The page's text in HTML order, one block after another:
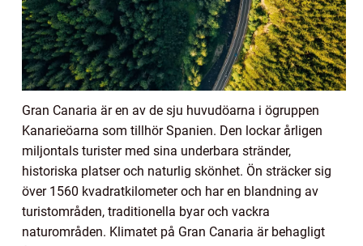
Gran Canaria är en av de sju huvudöarna i ögruppen
Kanarieöarna som tillhör Spanien. Den lockar årligen
miljontals turister med sina underbara stränder,
historiska platser och naturlig skönhet. Ön sträcker sig
över 1560 kvadratkilometer och har en blandning av
turistområden, traditionella byar och vackra
naturområden. Klimatet på Gran Canaria är behagligt